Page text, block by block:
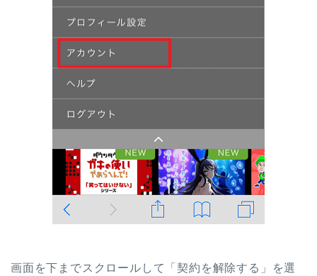
画面を下までスクロールして「契約を解除する」を選